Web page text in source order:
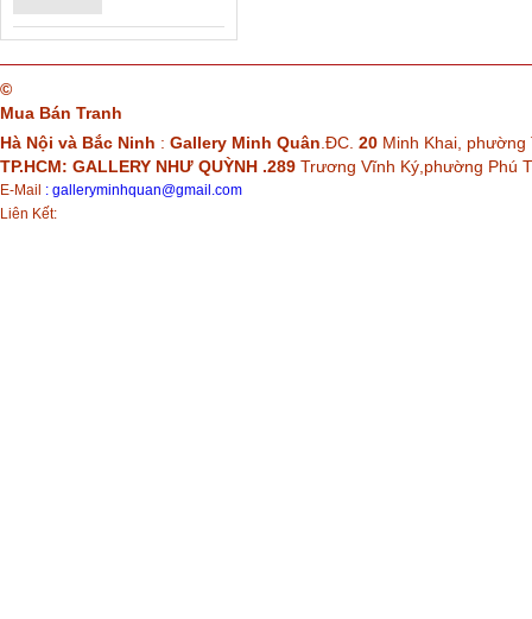
©
Mua Bán Tranh
Hà Nội và Bắc Ninh : Gallery Minh Quân .ĐC. 20 Minh Khai,
TP.HCM: GALLERY NHƯ QUỲNH .289 Trương Vĩnh Ký,phường Phú
E-Mail : galleryminhquan@gmail.com
Liên Kết: